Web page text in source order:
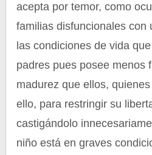
acepta por temor, como
familias disfuncionales con
las condiciones de vida
padres pues posee menos
madurez que ellos,
ello, para restringir su
castigándolo
niño está en graves